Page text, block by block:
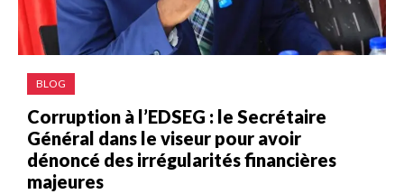
BLOG
Corruption à l’EDSEG : le Secrétaire
Général dans le viseur pour avoir
dénoncé des irrégularités financières
majeures